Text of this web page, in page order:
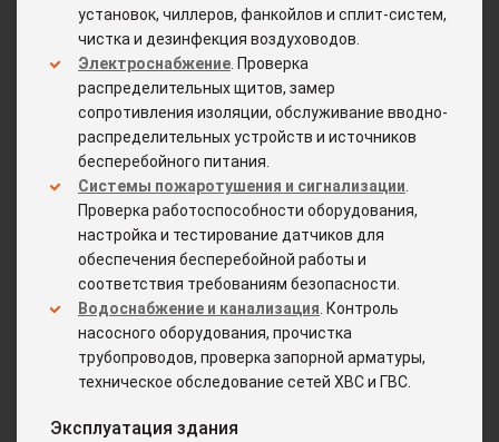
установок, чиллеров, фанкойлов и сплит-систем,
чистка и дезинфекция воздуховодов.
Электроснабжение . Проверка
распределительных щитов, замер
сопротивления изоляции, обслуживание вводно-
распределительных устройств и источников
бесперебойного питания.
Системы пожаротушения и сигнализации
Проверка работоспособности оборудования,
настройка и тестирование датчиков для
обеспечения бесперебойной работы и
соответствия требованиям безопасности.
Водоснабжение и канализация . Контроль
насосного оборудования, прочистка
трубопроводов, проверка запорной арматуры,
техническое обследование сетей ХВС и ГВС.
Эксплуатация здания